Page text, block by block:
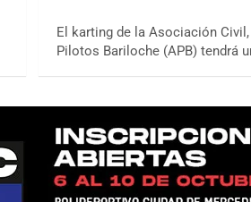
El karting de la Asociación
Pilotos Bariloche (APB) tendrá